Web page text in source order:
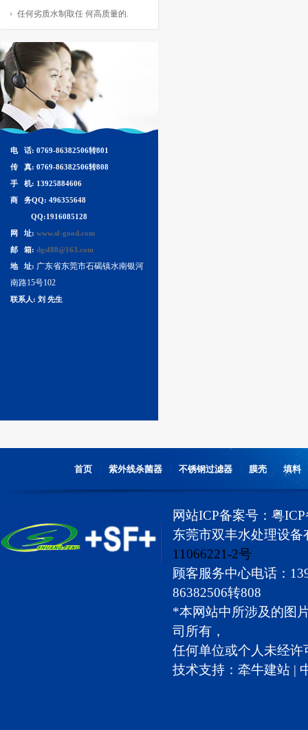
任何劣质水制取任 何高质量的.
电 话: 0769-86382506转801
传 真: 0769-86382506转808
手 机: 13925884606
商 务QQ: 496355648
QQ:1916085128
网 址: www.sf-good.com
邮 箱: dgsf88@163.com
地 址: 广东省东莞市石碣镇水南银河
南路15号102
联系人: 刘 先生
首页 紫外线杀菌器 不锈钢过滤器 膜壳 填料
网站ICP备案号： 粤
东莞市双丰水处理设
11066221-2号
顾客服务中心电话：
86382506转808
*本网站中所涉及的图
司所有，
任何单位或个人未经
技术支持： 牵牛建站 |